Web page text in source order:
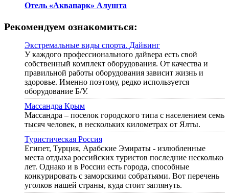
Отель «Аквапарк» Алушта
Рекомендуем ознакомиться:
Экстремальные виды спорта. Дайвинг
У каждого профессионального дайвера есть свой
собственный комплект оборудования. От качества и
правильной работы оборудования зависит жизнь и
здоровье. Именно поэтому, редко используется
оборудование Б/У.
Массандра Крым
Массандра – поселок городского типа с населением семь
тысяч человек, в нескольких километрах от Ялты.
Туристическая Россия
Египет, Турция, Арабские Эмираты - излюбленные
места отдыха российских туристов последние несколько
лет. Однако и в России есть города, способные
конкурировать с заморскими собратьями. Вот перечень
уголков нашей страны, куда стоит заглянуть.